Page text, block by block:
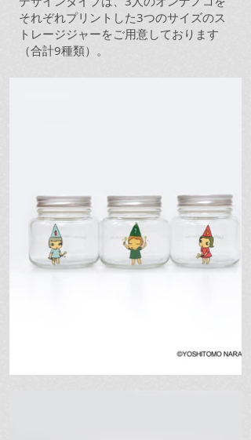
それぞれプリントした3つのサイズのス
トレージジャーをご用意しております
（合計9種類）。